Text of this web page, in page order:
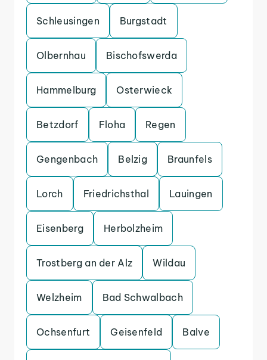
Schleusingen Burgstadt
Olbernhau Bischofswerda
Hammelburg Osterwieck
Betzdorf Floha Regen
Gengenbach Belzig Braunfels
Lorch Friedrichsthal Lauingen
Eisenberg Herbolzheim
Trostberg an der Alz Wildau
Welzheim Bad Schwalbach
Ochsenfurt Geisenfeld Balve